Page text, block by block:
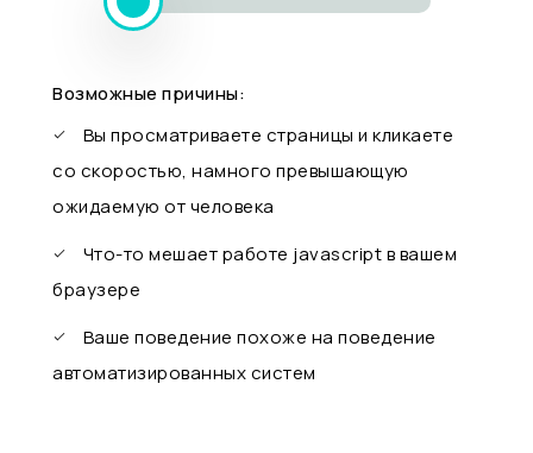
Возможные причины:
Вы просматриваете страницы и кликаете
со скоростью, намного превышающую
ожидаемую от человека
Что-то мешает работе javascript в вашем
браузере
Ваше поведение похоже на поведение
автоматизированных систем